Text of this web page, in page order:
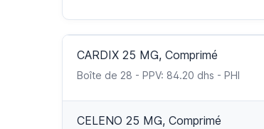
CARDIX 25 MG, Comprimé
Boîte de 28 - PPV: 84.20 dhs - PHI
CELENO 25 MG, Comprimé